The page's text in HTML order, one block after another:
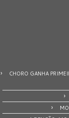
CHORO GANHA